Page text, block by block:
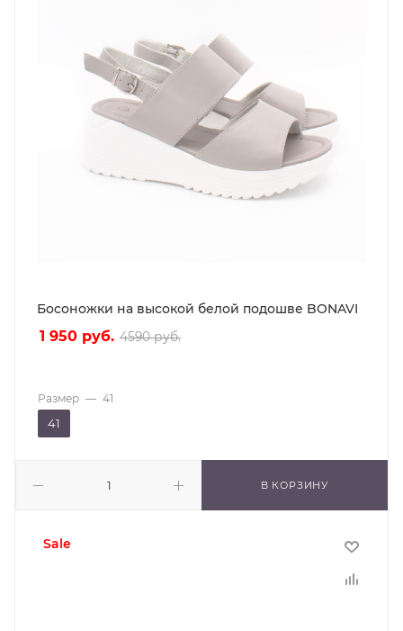
Босоножки на высокой белой подошве BONAVI
1 950 руб. 4590руб.
В КОРЗИНУ
Размер — 41
41
sale